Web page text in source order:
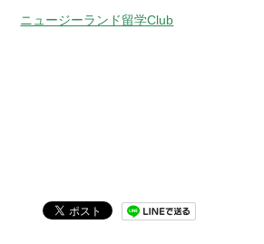
ニュージーランド留学Club